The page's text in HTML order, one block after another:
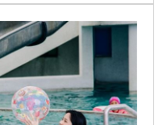
師國寶級歌仔戲大
國遍路」、南港老爺行
知本老爺酒店的「達